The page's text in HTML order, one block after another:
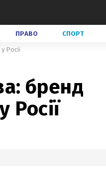
ПРАВО СПОРТ
Росії
бренд
Росії